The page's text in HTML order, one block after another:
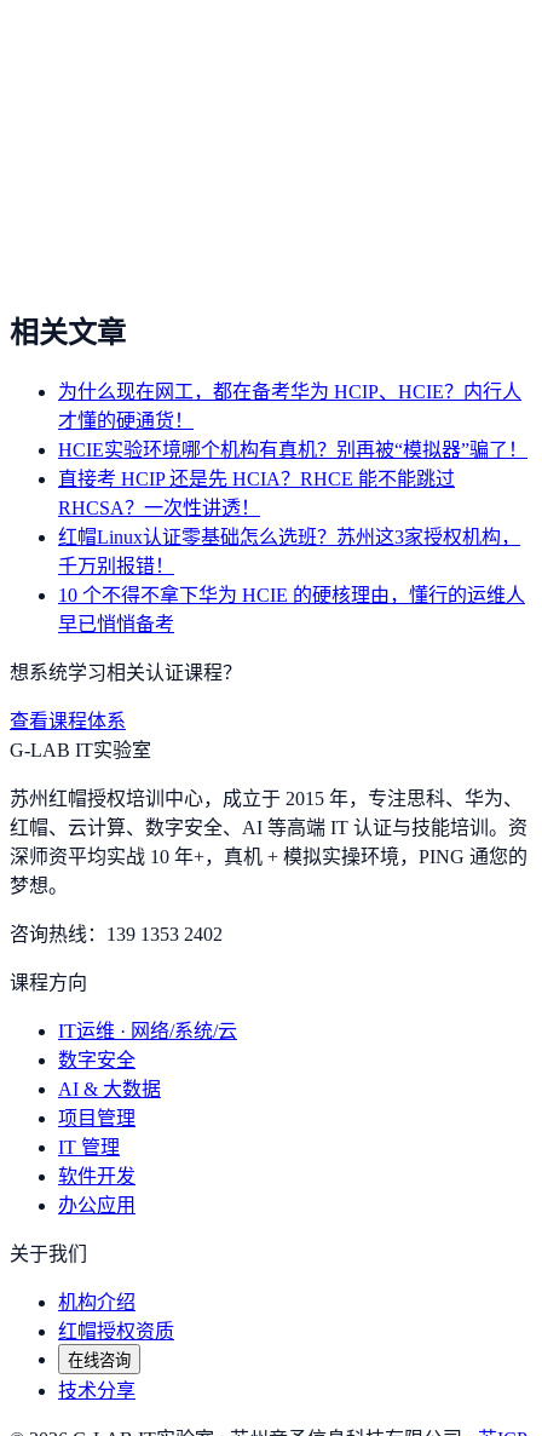
相关文章
为什么现在网工，都在备考华为 HCIP、HCIE？内行人
才懂的硬通货！
HCIE实验环境哪个机构有真机？别再被“模拟器”骗了！
直接考 HCIP 还是先 HCIA？RHCE 能不能跳过
RHCSA？一次性讲透！
红帽Linux认证零基础怎么选班？苏州这3家授权机构，
千万别报错！
10 个不得不拿下华为 HCIE 的硬核理由，懂行的运维人
早已悄悄备考
想系统学习相关认证课程？
查看课程体系
G-LAB IT实验室
苏州红帽授权培训中心，成立于 2015 年，专注思科、华为、
红帽、云计算、数字安全、AI 等高端 IT 认证与技能培训。资
深师资平均实战 10 年+，真机 + 模拟实操环境， PING 通您的
梦想。
咨询热线： 139 1353 2402
课程方向
IT运维 · 网络/系统/云
数字安全
AI & 大数据
项目管理
IT 管理
软件开发
办公应用
关于我们
机构介绍
红帽授权资质
在线咨询
技术分享